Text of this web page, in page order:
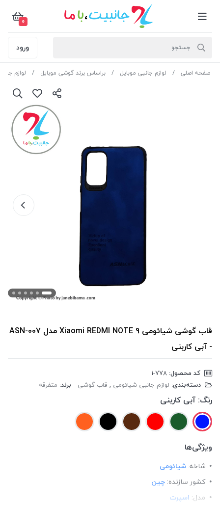
0
ورود
صفحه اصلی لوازم جانبی موبایل براساس برند گوشی موبایل لوازم
قاب گوشی شیائومی Xiaomi REDMI NOTE 9 مدل ASN-007
- آبی کاربنی
کد محصول:
دسته‌بندی: لوازم جانبی شیائومی , قاب گوشی برند: متفرقه
رنگ: آبی کاربنی
ویژگی‌ها
شاخه: شیائومی
کشور سازنده: چین
مدل: اسپرت